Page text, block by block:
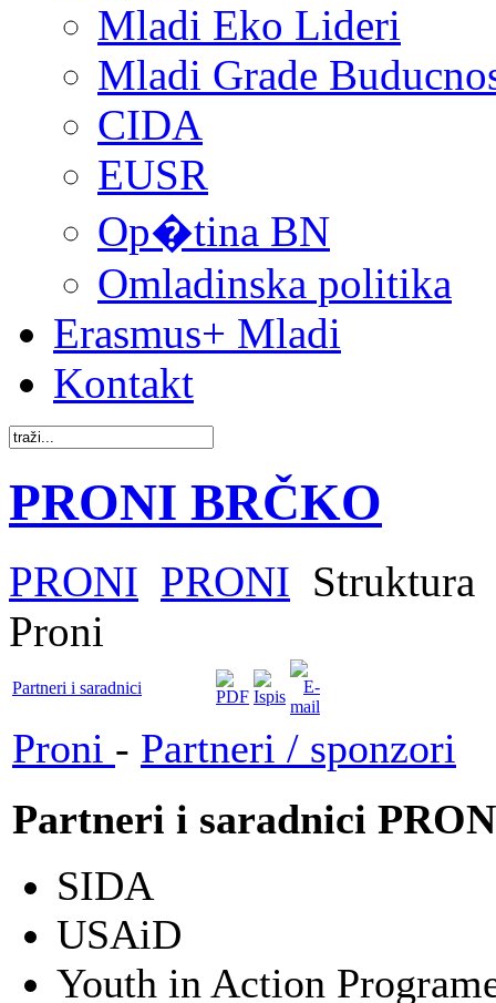
Mladi Eko Lideri
Mladi Grade
CIDA
EUSR
Op�tina BN
Omladinska politika
Erasmus+ Mladi
Kontakt
PRONI BRČKO
PRONI PRONI Struktura
Proni
Partneri i saradnici
Proni - Partneri / sponzori
Partneri i saradnici
SIDA
USAiD
Youth in Action